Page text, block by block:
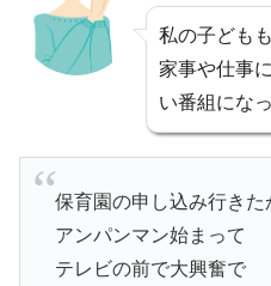
私の子ども
家事や仕事
い番組にな
保育園の申し込み行きた
アンパンマン始まって
テレビの前で大興奮で